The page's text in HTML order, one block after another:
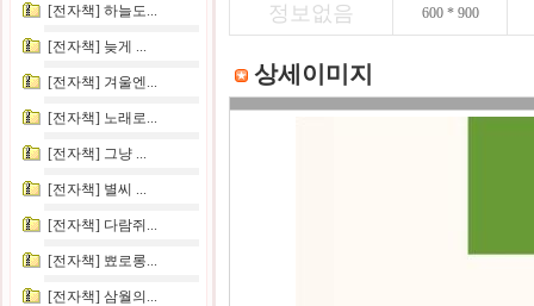
[전자책] 하늘도...
[전자책] 늦게 ...
[전자책] 겨울엔...
[전자책] 노래로...
[전자책] 그냥 ...
[전자책] 별씨 ...
[전자책] 다람쥐...
[전자책] 뾰로롱...
[전자책] 삼월의...
정보없음 600 * 900
상세이미지